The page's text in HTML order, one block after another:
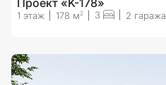
Проект «K-178»
1 этаж 178 м2 3 2 гаража